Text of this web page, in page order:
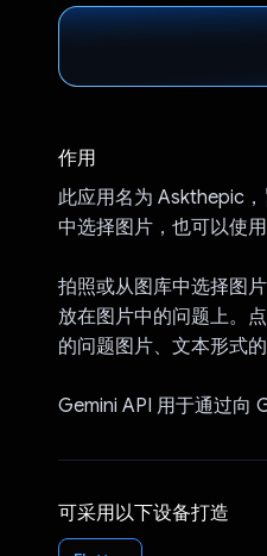
作用
此应用名为 Askthepic
中选择图片，也可以使
拍照或从图库中选择图
放在图片中的问题上。
的问题图片、文本形式
Gemini API 用于通过向
可采用以下设备打造